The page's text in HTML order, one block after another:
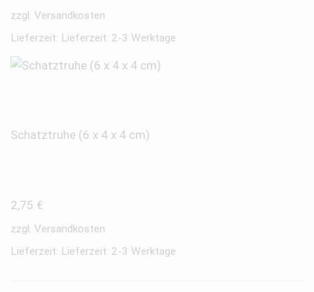
zzgl. Versandkosten
Lieferzeit: Lieferzeit: 2-3 Werktage
Schatztruhe (6 x 4 x 4 cm)
2,75 €
zzgl. Versandkosten
Lieferzeit: Lieferzeit: 2-3 Werktage